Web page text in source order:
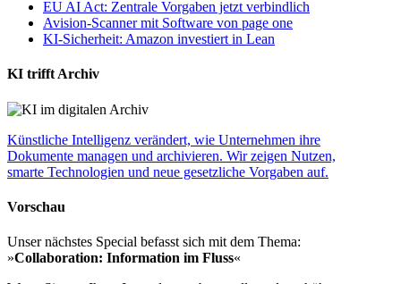
EU AI Act: Zentrale Vorgaben jetzt verbindlich
Avision-Scanner mit Software von page one
KI-Sicherheit: Amazon investiert in Lean
KI trifft Archiv
Künstliche Intelligenz verändert, wie Unternehmen ihre
Dokumente managen und archivieren. Wir zeigen Nutzen,
smarte Technologien und neue gesetzliche Vorgaben auf.
Vorschau
Unser nächstes Special befasst sich mit dem Thema:
»Collaboration: Information im Fluss«